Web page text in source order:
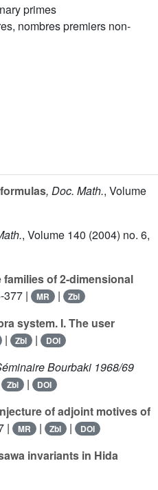
primes
nombres premiers non-
, Doc. Math., Volume
, Volume 140 (2004) no. 6,
of 2-dimensional
377 | MR | Zbl
system. I. The user
| Zbl | DOI
Bourbaki 1968/69
Zbl | DOI
of adjoint motives of
| MR | Zbl | DOI
invariants in Hida